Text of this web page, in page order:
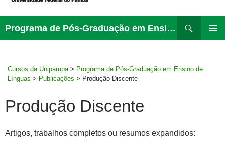
Programa de Pós-Graduação em Ensino de Línguas
para
Cursos da Unipampa > Programa de Pós-Graduação em Ensino de
Línguas > Publicações > Produção Discente
Produção Discente
Artigos, trabalhos completos ou resumos expandidos: